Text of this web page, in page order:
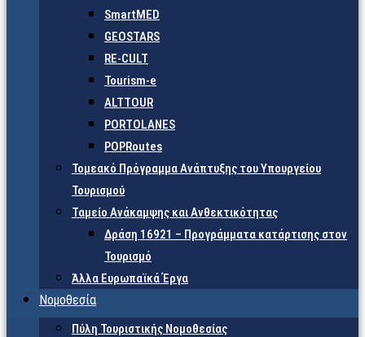
SmartMED
GEOSTARS
RE-CULT
Tourism-e
ALTTOUR
PORTOLANES
POPRoutes
Τομεακό Πρόγραμμα Ανάπτυξης του Υπουργείου
Τουρισμού
Ταμείο Ανάκαμψης και Ανθεκτικότητας
Δράση 16921 – Προγράμματα κατάρτισης στον
Τουρισμό
Άλλα Ευρωπαϊκά Έργα
Νομοθεσία
Πύλη Τουριστικής Νομοθεσίας